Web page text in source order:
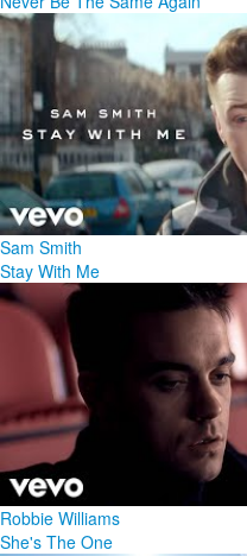
Sam Smith
Stay With Me
Robbie Williams
She's The One